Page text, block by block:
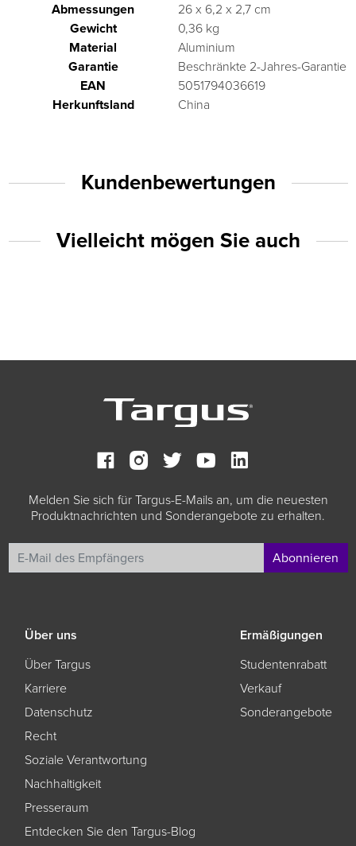
Abmessungen
26 x 6,2 x 2,7 cm
Gewicht
0,36 kg
Material
Aluminium
Garantie
Beschränkte 2-Jahres-Garantie
EAN
5051794036619
Herkunftsland
China
Kundenbewertungen
Vielleicht mögen Sie auch
Melden Sie sich für Targus-E-Mails an, um die neuesten
Produktnachrichten und Sonderangebote zu erhalten.
Abonnieren
Über uns
Über Targus
Karriere
Datenschutz
Recht
Soziale Verantwortung
Nachhaltigkeit
Presseraum
Entdecken Sie den Targus-Blog
Ermäßigungen
Studentenrabatt
Verkauf
Sonderangebote